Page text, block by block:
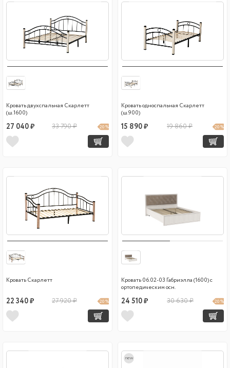
Кровать двухспальная Скарлетт
(ш.1600)
27 040 ₽ 33 790 ₽ 20 %
Кровать односпальная Скарлетт
(ш.900)
15 890 ₽ 19 860 ₽ 20 %
Кровать Скарлетт
22 340 ₽ 27 920 ₽ 20 %
Кровать 06.02-03 Габриэлла (1600) с
ортопедическим осн.
24 510 ₽ 30 630 ₽ 20 %
new